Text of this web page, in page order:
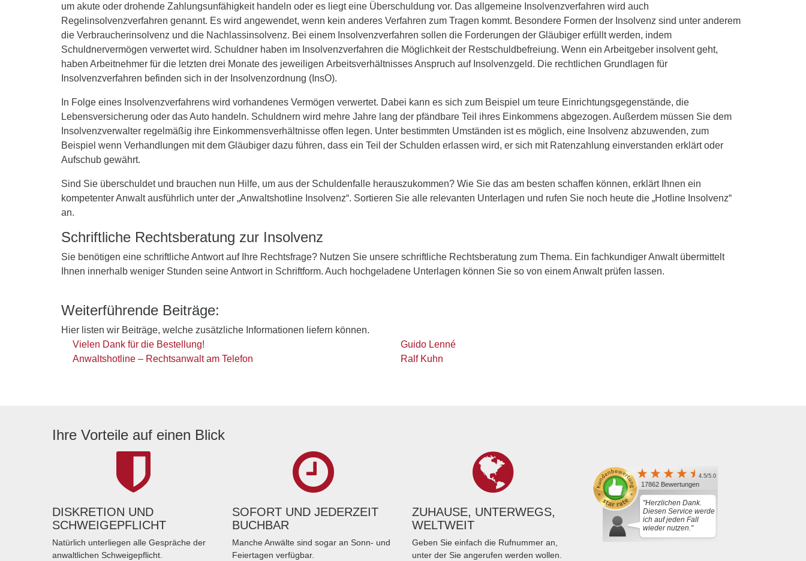
um akute oder drohende Zahlungsunfähigkeit handeln oder es liegt eine Überschuldung vor. Das allgemeine Insolvenzverfahren wird auch
Regelinsolvenzverfahren genannt. Es wird angewendet, wenn kein anderes Verfahren zum Tragen kommt. Besondere Formen der Insolvenz sind unter anderem
die Verbraucherinsolvenz und die Nachlassinsolvenz. Bei einem Insolvenzverfahren sollen die Forderungen der Gläubiger erfüllt werden, indem
Schuldnervermögen verwertet wird. Schuldner haben im Insolvenzverfahren die Möglichkeit der Restschuldbefreiung. Wenn ein Arbeitgeber insolvent geht,
haben Arbeitnehmer für die letzten drei Monate des jeweiligen Arbeitsverhältnisses Anspruch auf Insolvenzgeld. Die rechtlichen Grundlagen für
Insolvenzverfahren befinden sich in der Insolvenzordnung (InsO).
In Folge eines Insolvenzverfahrens wird vorhandenes Vermögen verwertet. Dabei kann es sich zum Beispiel um teure Einrichtungsgegenstände, die
Lebensversicherung oder das Auto handeln. Schuldnern wird mehre Jahre lang der pfändbare Teil ihres Einkommens abgezogen. Außerdem müssen Sie dem
Insolvenzverwalter regelmäßig ihre Einkommensverhältnisse offen legen. Unter bestimmten Umständen ist es möglich, eine Insolvenz abzuwenden, zum
Beispiel wenn Verhandlungen mit dem Gläubiger dazu führen, dass ein Teil der Schulden erlassen wird, er sich mit Ratenzahlung einverstanden erklärt oder
Aufschub gewährt.
Sind Sie überschuldet und brauchen nun Hilfe, um aus der Schuldenfalle herauszukommen? Wie Sie das am besten schaffen können, erklärt Ihnen ein
kompetenter Anwalt ausführlich unter der „Anwaltshotline Insolvenz“. Sortieren Sie alle relevanten Unterlagen und rufen Sie noch heute die „Hotline Insolvenz“
an.
Schriftliche Rechtsberatung zur Insolvenz
Sie benötigen eine schriftliche Antwort auf Ihre Rechtsfrage? Nutzen Sie unsere schriftliche Rechtsberatung zum Thema. Ein fachkundiger Anwalt übermittelt
Ihnen innerhalb weniger Stunden seine Antwort in Schriftform. Auch hochgeladene Unterlagen können Sie so von einem Anwalt prüfen lassen.
Weiterführende Beiträge:
Hier listen wir Beiträge, welche zusätzliche Informationen liefern können.
Vielen Dank für die Bestellung!
Anwaltshotline – Rechtsanwalt am Telefon
Guido Lenné
Ralf Kuhn
Ihre Vorteile auf einen Blick
DISKRETION UND
SCHWEIGEPFLICHT
Natürlich unterliegen alle Gespräche der
anwaltlichen Schweigepflicht.
SOFORT UND JEDERZEIT
BUCHBAR
Manche Anwälte sind sogar an Sonn- und
Feiertagen verfügbar.
ZUHAUSE, UNTERWEGS,
WELTWEIT
Geben Sie einfach die Rufnummer an,
unter der Sie angerufen werden wollen.
4.5/5.0
17862 Bewertungen
"Herzlichen Dank.
Diesen Service werde
ich auf jeden Fall
wieder nutzen."